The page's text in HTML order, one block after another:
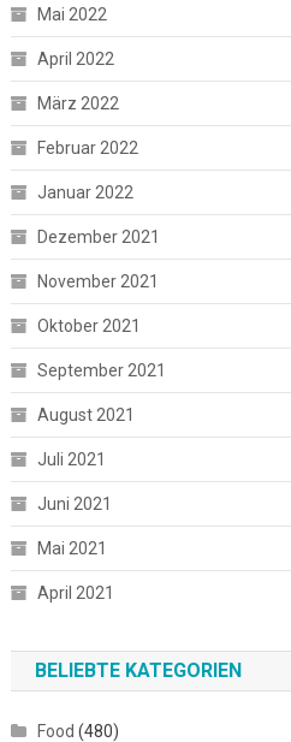
Mai 2022
April 2022
März 2022
Februar 2022
Januar 2022
Dezember 2021
November 2021
Oktober 2021
September 2021
August 2021
Juli 2021
Juni 2021
Mai 2021
April 2021
BELIEBTE KATEGORIEN
Food (480)